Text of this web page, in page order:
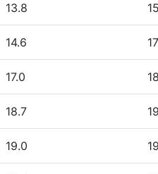
13.8
14.6
17.0
18.7
19.0